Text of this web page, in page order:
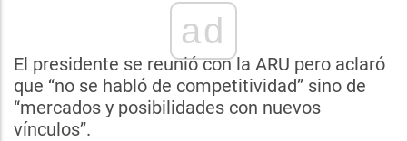
ad
El presidente se reunió con la ARU pero aclaró
que “no se habló de competitividad” sino de
“mercados y posibilidades con nuevos
vínculos”.